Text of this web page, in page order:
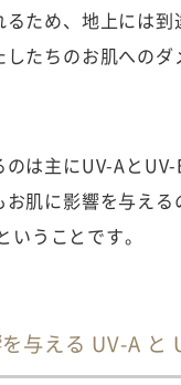
ため、地上には到
たちのお肌へのダ
は主にUV-AとUV-
肌に影響を与える
うことです。
与える UV-A と